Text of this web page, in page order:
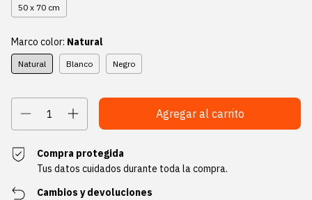
50 x 70 cm
Marco color: Natural
Natural Blanco Negro
Compra protegida
Tus datos cuidados durante toda la compra.
Cambios y devoluciones